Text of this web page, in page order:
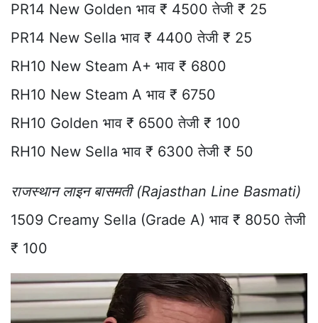
PR14 New Golden भाव ₹ 4500 तेजी ₹ 25
PR14 New Sella भाव ₹ 4400 तेजी ₹ 25
RH10 New Steam A+ भाव ₹ 6800
RH10 New Steam A भाव ₹ 6750
RH10 Golden भाव ₹ 6500 तेजी ₹ 100
RH10 New Sella भाव ₹ 6300 तेजी ₹ 50
राजस्थान लाइन बासमती (Rajasthan Line Basmati)
1509 Creamy Sella (Grade A) भाव ₹ 8050 तेजी
₹ 100